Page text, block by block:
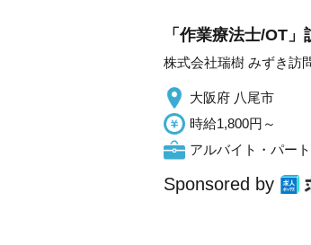
「作業療法士/OT
株式会社瑞樹 みずき訪
大阪府 八尾市
時給1,800円～
アルバイト・パート
Sponsored by